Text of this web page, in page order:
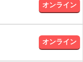
オンライン
オンライン